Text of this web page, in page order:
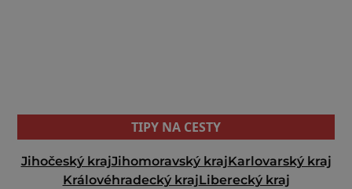
TIPY NA CESTY
Jihočeský krajJihomoravský krajKarlovarský kraj
Královéhradecký krajLiberecký kraj